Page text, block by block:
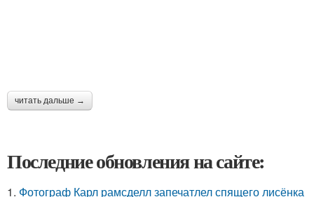
читать дальше →
Последние обновления на сайте:
1. Фотограф Карл рамсделл запечатлел спящего лисёнка